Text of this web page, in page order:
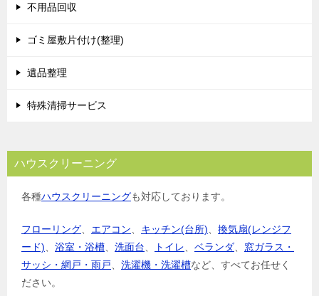
不用品回収
ゴミ屋敷片付け(整理)
遺品整理
特殊清掃サービス
ハウスクリーニング
各種ハウスクリーニングも対応しております。
フローリング エアコン キッチン(台所)
換気扇(レンジフ
ード)
浴室・浴槽 洗面台 トイレ ベランダ
窓ガラス・
サッシ・網戸・雨戸
洗濯機・洗濯槽など、すべてお任せく
ださい。